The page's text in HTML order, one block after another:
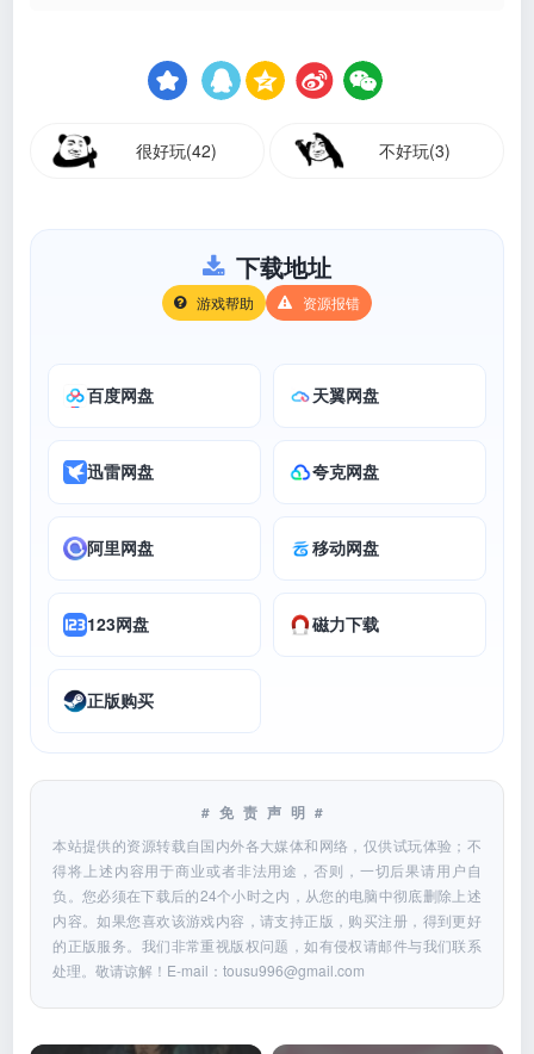
很好玩(42) 不好玩(3)
下载地址
游戏帮助 资源报错
百度网盘 天翼网盘
迅雷网盘 夸克网盘
阿里网盘 移动网盘
123网盘 磁力下载
正版购买
#免责声明#
本站提供的资源转载自国内外各大媒体和网络，仅供试玩体验；不
得将上述内容用于商业或者非法用途，否则，一切后果请用户自
负。您必须在下载后的24个小时之内，从您的电脑中彻底删除上述
内容。如果您喜欢该游戏内容，请支持正版，购买注册，得到更好
的正版服务。我们非常重视版权问题，如有侵权请邮件与我们联系
处理。敬请谅解！E-mail：tousu996@gmail.com